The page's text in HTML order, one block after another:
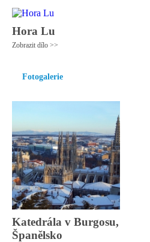
Hora Lu
Zobrazit dílo >>
Fotogalerie
Katedrála v Burgosu,
Španělsko